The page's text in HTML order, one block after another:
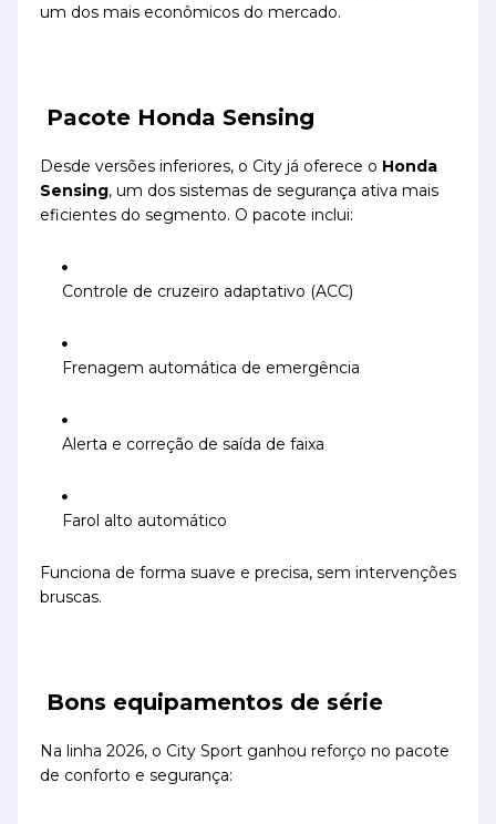
um dos mais econômicos do mercado.
Pacote Honda Sensing
Desde versões inferiores, o City já oferece o Honda
Sensing, um dos sistemas de segurança ativa mais
eficientes do segmento. O pacote inclui:
Controle de cruzeiro adaptativo (ACC)
Frenagem automática de emergência
Alerta e correção de saída de faixa
Farol alto automático
Funciona de forma suave e precisa, sem intervenções
bruscas.
Bons equipamentos de série
Na linha 2026, o City Sport ganhou reforço no pacote
de conforto e segurança: